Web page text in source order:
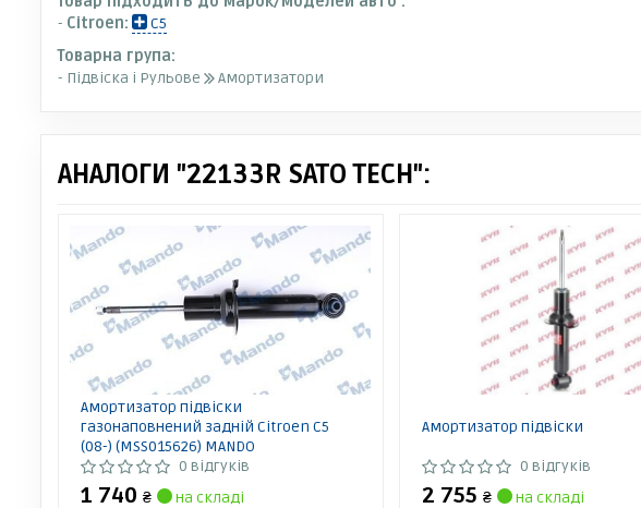
- Citroen:
C5
Товарна група:
- Підвіска і Рульове
Амортизатори
АНАЛОГИ "22133R SATO TECH":
Амортизатор підвіски
газонаповнений задній Citroen C5
(08-) (MSS015626) MANDO
0 відгуків
1 740 ₴
на складі
Амортизатор підвіски
0 відгуків
2 755 ₴
на складі